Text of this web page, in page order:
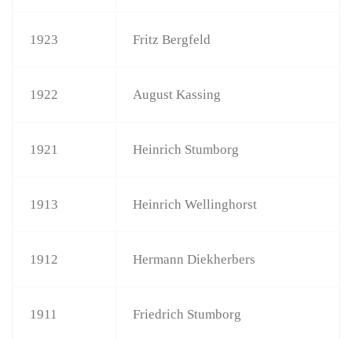
1923 Fritz Bergfeld
1922 August Kassing
1921 Heinrich Stumborg
1913 Heinrich Wellinghorst
1912 Hermann Diekherbers
1911 Friedrich Stumborg